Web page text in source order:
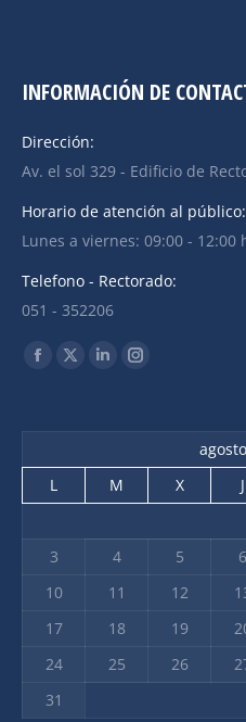
INFORMACIÓN DE
Dirección:
Av. el sol 329 - Edificio de
Horario de atención al público:
Lunes a viernes: 09:00 - 12:00
Telefono - Rectorado:
051 - 352206
Find us on:
L
M X J
3
4 5 6
10
11 12
17
18 19
24
25 26
31